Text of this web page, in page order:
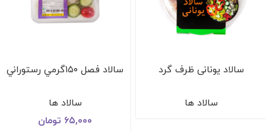
سالاد یونانی ظرف گرد
سالاد ها
سالاد فصل ١٥٠گرمي رستوراني
سالاد ها
۶۵,۰۰۰ تومان